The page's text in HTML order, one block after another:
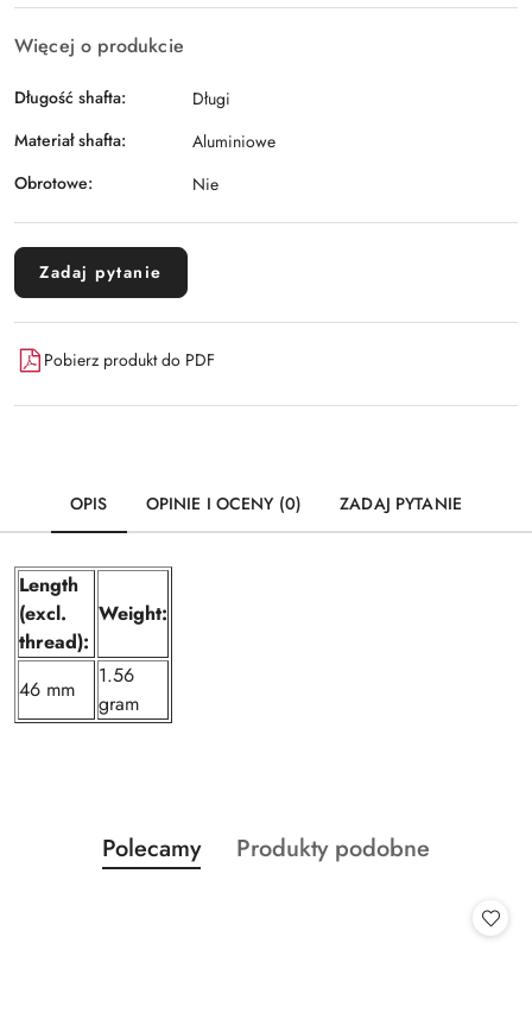
Więcej o produkcie
Długość shafta:
Długi
Materiał shafta:
Aluminiowe
Obrotowe:
Nie
Zadaj pytanie
Pobierz produkt do PDF
OPIS OPINIE I OCENY (0) ZADAJ PYTANIE
Length
(excl.
thread):
Weight:
46 mm
1.56
gram
Pomiń karuzelę produktów
Produkty
o
Polecamy
Produkty
Produkty podobne